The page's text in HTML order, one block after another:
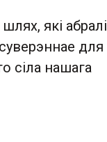
які абралі
для
сіла нашага